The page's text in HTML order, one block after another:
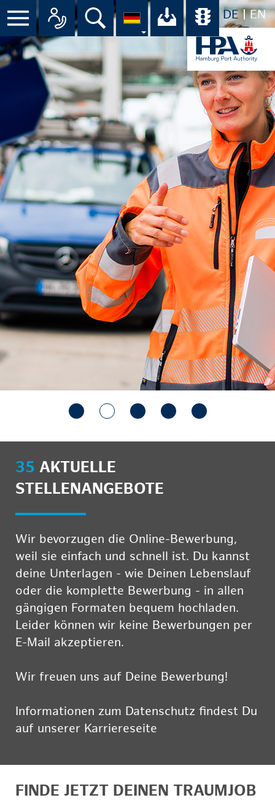
DE EN
Menü Alle Ansprechpartner im
Suche Ihr Download-
35 AKTUELLE
STELLENANGEBOTE
Wir bevorzugen die Online-Bewerbung,
weil sie einfach und schnell ist. Du kannst
deine Unterlagen - wie Deinen Lebenslauf
oder die komplette Bewerbung - in allen
gängigen Formaten bequem hochladen.
Leider können wir keine Bewerbungen per
E-Mail akzeptieren.
Wir freuen uns auf Deine Bewerbung!
Informationen zum Datenschutz findest Du
auf unserer Karriereseite
FINDE JETZT DEINEN TRAUMJOB